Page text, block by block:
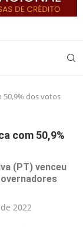
50,9% dos votos
com 50,9%
(PT) venceu
2022